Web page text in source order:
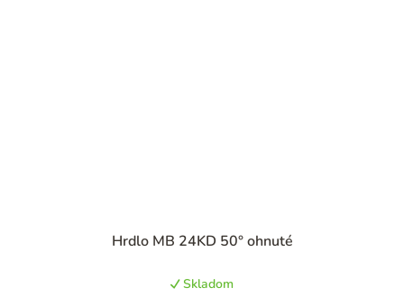
Hrdlo MB 24KD 50° ohnuté
Skladom